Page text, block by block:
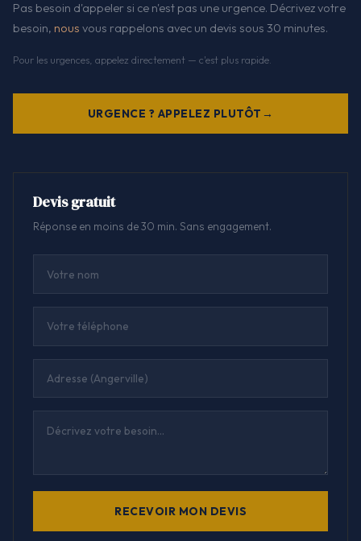
Pas besoin d'appeler si ce n'est pas une urgence. Décrivez votre
besoin, nous vous rappelons avec un devis sous 30 minutes.
Pour les urgences, appelez directement — c'est plus rapide.
URGENCE ? APPELEZ PLUTÔT
Devis gratuit
Réponse en moins de 30 min. Sans engagement.
RECEVOIR MON DEVIS